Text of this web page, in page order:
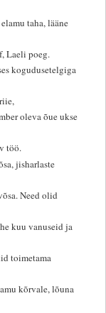
taha, lääne
Laeli poeg.
kogudusetelgiga
oleva õue ukse
töö.
jisharlaste
Need olid
kuu vanuseid ja
toimetama
kõrvale, lõuna